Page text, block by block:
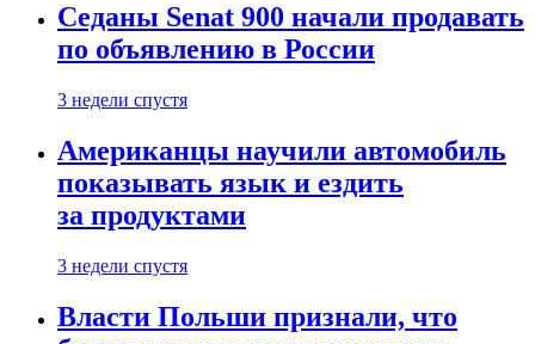
Седаны Senat 900 начали продавать
по объявлению в России
3 недели спустя
Американцы научили автомобиль
показывать язык и ездить
за продуктами
3 недели спустя
Власти Польши признали, что